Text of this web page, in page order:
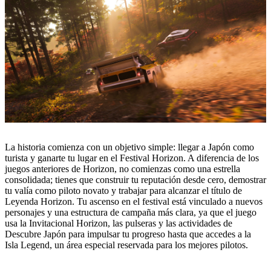
La historia comienza con un objetivo simple: llegar a Japón como
turista y ganarte tu lugar en el Festival Horizon. A diferencia de los
juegos anteriores de Horizon, no comienzas como una estrella
consolidada; tienes que construir tu reputación desde cero, demostrar
tu valía como piloto novato y trabajar para alcanzar el título de
Leyenda Horizon. Tu ascenso en el festival está vinculado a nuevos
personajes y una estructura de campaña más clara, ya que el juego
usa la Invitacional Horizon, las pulseras y las actividades de
Descubre Japón para impulsar tu progreso hasta que accedes a la
Isla Legend, un área especial reservada para los mejores pilotos.